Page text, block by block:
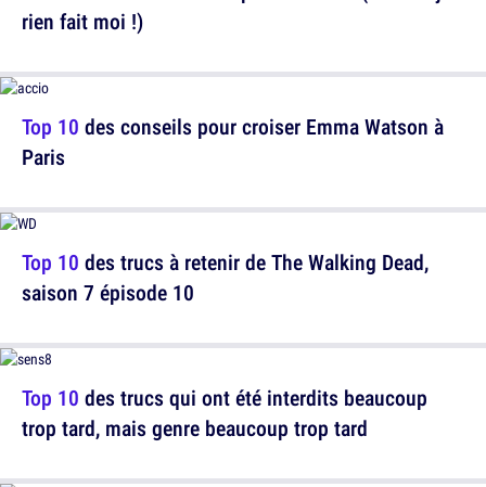
Top 10 des conseils pour croiser Emma Watson à
Paris
Top 10 des trucs qui ont été interdits beaucoup
trop tard, mais genre beaucoup trop tard
rien fait moi !)
Top 10 des trucs à retenir de The Walking Dead,
saison 7 épisode 10